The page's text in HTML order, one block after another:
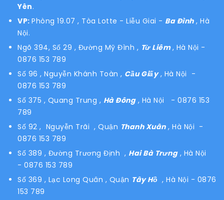
Yên.
VP: Phòng 19.07 , Tòa Lotte - Liễu Giai - Ba Đình, Hà
Nội.
Ngõ 394, Số 29 , Đường Mỹ Đình , Từ Liêm, Hà Nội -
0876 153 789
Số 96 , Nguyễn Khánh Toàn , Cầu Giấy, Hà Nội -
0876 153 789
Số 375 , Quang Trung , Hà Đông, Hà Nội - 0876 153
789
Số 92 , Nguyễn Trãi , Quận Thanh Xuân, Hà Nội -
0876 153 789
Số 389 , Đường Trương Định , Hai Bà Trưng, Hà Nội
- 0876 153 789
Số 369 , Lạc Long Quân , Quận Tây Hồ , Hà Nội - 0876
153 789